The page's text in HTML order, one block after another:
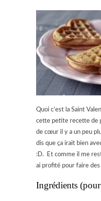
Quoi c’est la Saint
cette petite recette de
de cœur il y a un peu
dis que ça irait bien
:D. Et comme il me
ai profité pour faire
Ingrédients